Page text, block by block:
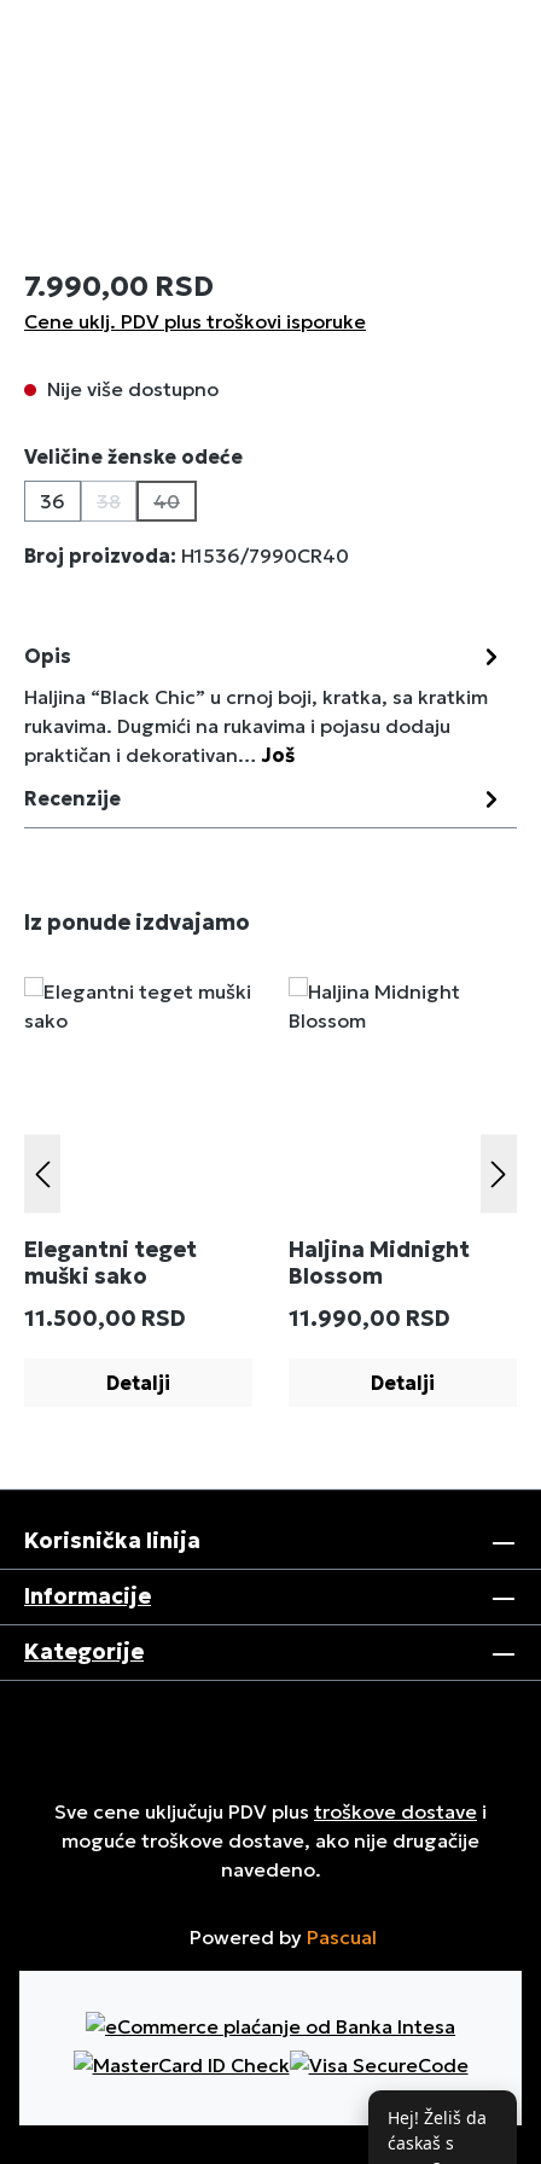
Hej! Želiš da
ćaskaš s
7.990,00 RSD
Cene uklj. PDV plus troškovi isporuke
Nije više dostupno
Izaberi
Veličine ženske odeće
36
38
(Ova opcija trenutno nije dostupna.)
40
(Ova opcija trenutno nije dostupna.)
Broj proizvoda: H1536/7990CR40
Opis
Haljina “Black Chic” u crnoj boji, kratka, sa kratkim
rukavima. Dugmići na rukavima i pojasu dodaju
praktičan i dekorativan…Još
Recenzije
Preskoči galeriju proizvoda
Iz ponude izdvajamo
Elegantni teget
muški sako
Redovna cena:
11.500,00 RSD
Detalji
Haljina Midnight
Blossom
Redovna cena:
11.990,00 RSD
Detalji
Korisnička linija
Informacije
Kategorije
Sve cene uključuju PDV plus troškove dostave i
moguće troškove dostave, ako nije drugačije
navedeno.
Powered by Pascual